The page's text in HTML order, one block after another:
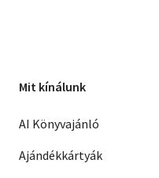
Mit kínálunk
AI Könyvajánló
Ajándékkártyák